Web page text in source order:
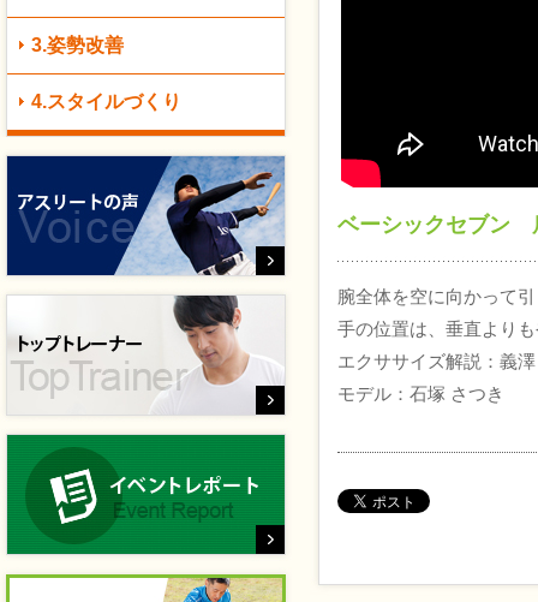
3.姿勢改善
4.スタイルづくり
ベーシックセブン
腕全体を空に向かって
手の位置は、垂直より
エクササイズ解説：義
モデル：石塚 さつき